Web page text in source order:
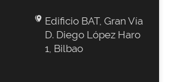
Edificio BAT, Gran Vía
D. Diego López Haro
1, Bilbao